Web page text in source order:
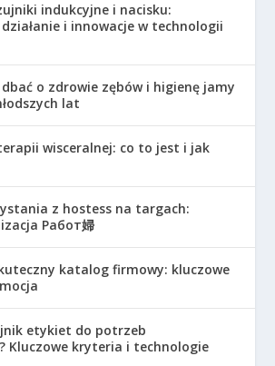
indukcyjne i nacisku:
i innowacje w technologii
o zdrowie zębów i higienę jamy
lat
wisceralnej: co to jest i jak
z hostess na targach:
Работ婦
katalog firmowy: kluczowe
etykiet do potrzeb
Kluczowe kryteria i technologie